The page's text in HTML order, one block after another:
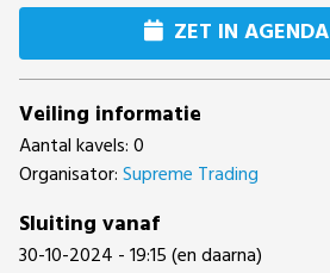
ZET IN AGENDA
Veiling informatie
Aantal kavels: 0
Organisator:Supreme Trading
Sluiting vanaf
30-10-2024 - 19:15 (en daarna)